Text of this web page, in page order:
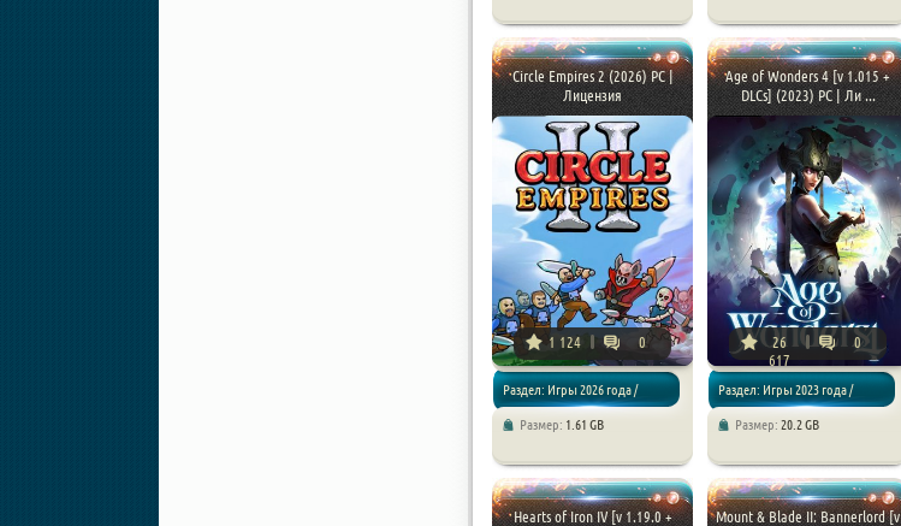
Circle Empires 2 (2026) PC |
Лицензия
1 124 0
Раздел: Игры 2026 года /
Размер: 1.61 GB
Age of Wonders 4 [v 1.015 +
DLCs] (2023) PC | Ли ...
26
617
0
Раздел: Игры 2023 года /
Размер: 20.2 GB
Hearts of Iron IV [v 1.19.0 +
Mount & Blade II: Bannerlord [v